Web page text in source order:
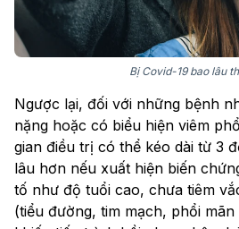
Bị Covid-19 bao lâu
Ngược lại, đối với những bệnh
nặng hoặc có biểu hiện viêm
gian điều trị có thể kéo dài từ 3
lâu hơn nếu xuất hiện biến
tố như độ tuổi cao, chưa tiêm
(tiểu đường, tim mạch, phổi